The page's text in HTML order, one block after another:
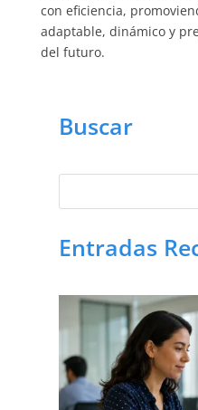
con eficiencia,
adaptable, dinámico y
del futuro.
Buscar
Entradas